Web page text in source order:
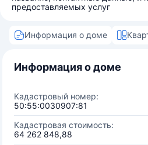
предоставляемых услуг
Информация о доме
Информация о доме
Кадастровый номер:
50:55:0030907:81
Кадастровая стоимость:
64 262 848,88